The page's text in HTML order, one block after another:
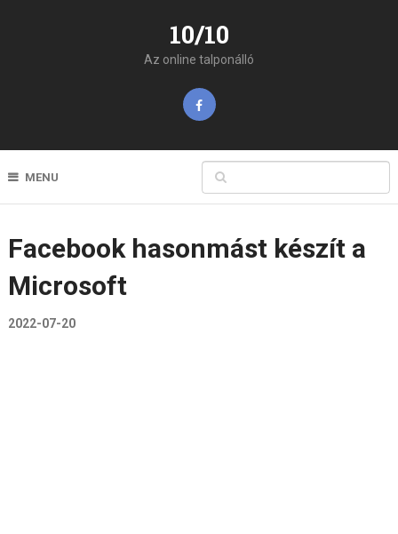
10/10
Az online talponálló
MENU
Facebook hasonmást készít a
Microsoft
2022-07-20